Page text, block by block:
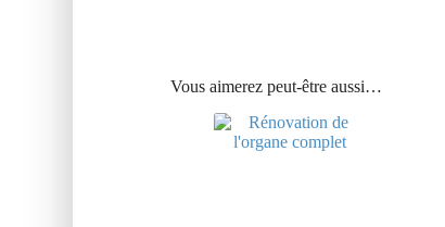
Vous aimerez peut-être aussi…